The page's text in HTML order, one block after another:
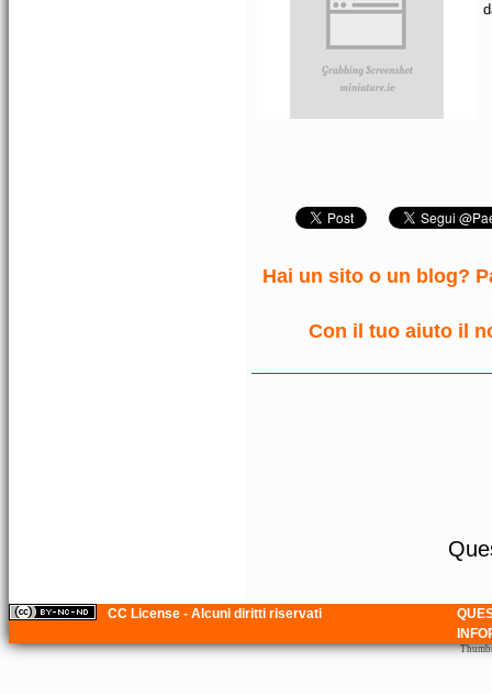
Hai un sito o un blog?
Con il tuo aiuto il
CC License - Alcuni diritti riservati